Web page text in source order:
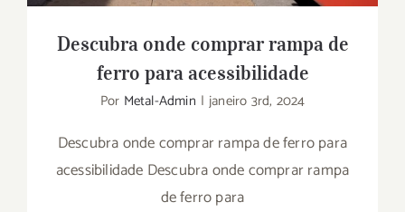
Descubra onde comprar rampa de
ferro para acessibilidade
Por Metal-Admin | janeiro 3rd, 2024
Descubra onde comprar rampa de ferro para
acessibilidade Descubra onde comprar rampa
de ferro para